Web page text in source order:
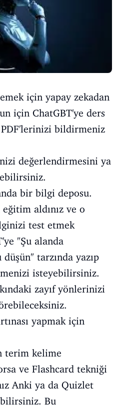
için yapay zekadan
için ChatGBT'ye ders
PDF'lerinizi bildirmeniz
değerlendirmesini ya
bir bilgi deposu.
aldınız ve o
test etmek
"Şu alanda
tarzında yazıp
isteyebilirsiniz.
zayıf yönlerinizi
yapmak için
terim kelime
ve Flashcard tekniği
Anki ya da Quizlet
Bu